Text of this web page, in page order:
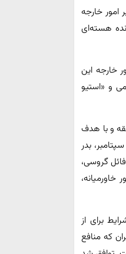
امور خارجه
هسته‌ای
خارجه این
و «استیو
و با هدف
ایجاد شده پس از امضای توافق‌نامه قاهره بین ایران و آژانس بین‌المللی انرژی اتمی در ۹ سپتامبر، بدر
گروسی،
خاورمیانه،
برای از
که منافع